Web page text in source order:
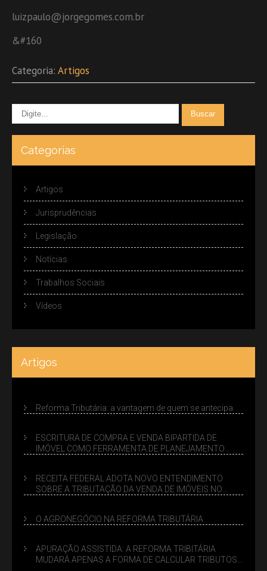
luizpaulo@jorgegomes.com.br
&#160
Categoria: Artigos
Categorias
Artigos
Jurisprudências
Legislação
Notícias
Trabalhos Sociais
Vídeos
Artigos
Reforma Tributária: a vantagem de quem se antecipa
ESCRITURA DE COMPRA E VENDA BIPARTIDA DE
IMÓVEL COMO FERRAMENTA DE PLANEJAMENTO
RECEITA FEDERAL ADOTA NOVO ENTENDIMENTO
SOBRE A TRIBUTAÇÃO DA VENDA DE IMÓVEIS NO
O AGRONEGÓCIO NA REFORMA TRIBUTÁRIA
APURAÇÃO ASSISTIDA: A REFORMA TRIBITÁRIA
MUDARÁ APENAS A FORMA DE CALCULAR TRIBUTOS